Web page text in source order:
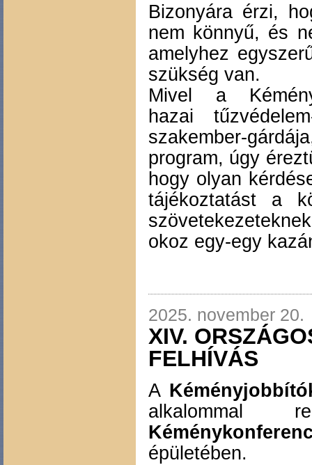
Bizonyára érzi,
nem könnyű, és
amelyhez
szükség van.
Mivel a
hazai
szakember-
program, úgy
hogy olyan
tájékoztatást a
okoz egy-egy
2025. november 20.
XIV.
FELHÍVÁS
A
épületében.